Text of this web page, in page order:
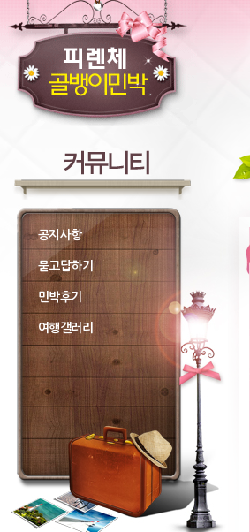
공지사항
묻고답하기
민박후기
여행갤러리